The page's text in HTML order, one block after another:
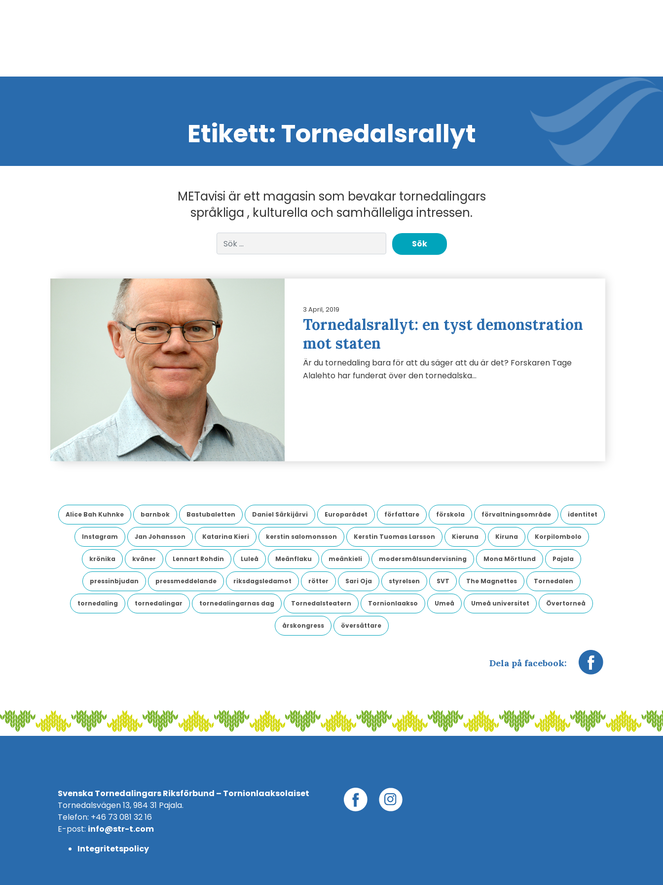
Etikett: Tornedalsrallyt
METavisi är ett magasin som bevakar tornedalingars
språkliga , kulturella och samhälleliga intressen.
3 April, 2019
Tornedalsrallyt: en tyst demonstration
mot staten
Är du tornedaling bara för att du säger att du är det? Forskaren Tage
Alalehto har funderat över den tornedalska…
Alice Bah Kuhnke barnbok Bastubaletten Daniel Särkijärvi Europarådet författare förskola förvaltningsområde identitet
Instagram Jan Johansson Katarina Kieri kerstin salomonsson Kerstin Tuomas Larsson Kieruna Kiruna Korpilombolo
krönika kväner Lennart Rohdin Luleå Meänflaku meänkieli modersmålsundervisning Mona Mörtlund Pajala
pressinbjudan pressmeddelande riksdagsledamot rötter Sari Oja styrelsen SVT The Magnettes Tornedalen
tornedaling tornedalingar tornedalingarnas dag Tornedalsteatern Tornionlaakso Umeå Umeå universitet Övertorneå
årskongress översättare
Dela på facebook:
Svenska Tornedalingars Riksförbund – Tornionlaaksolaiset
Tornedalsvägen 13, 984 31 Pajala.
Telefon: +46 73 081 32 16
E-post: info@str-t.com
Integritetspolicy